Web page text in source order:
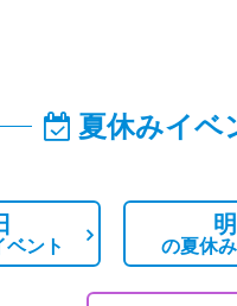
夏休みイベ
ント の夏休